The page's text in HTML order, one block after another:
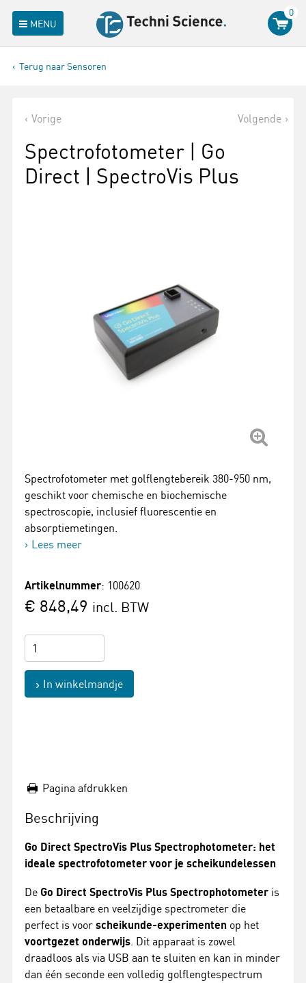
MENU
0
Terug naar Sensoren
Vorige Volgende
Spectrofotometer | Go
Direct | SpectroVis Plus
Spectrofotometer met golflengtebereik 380-950 nm,
geschikt voor chemische en biochemische
spectroscopie, inclusief fluorescentie en
absorptiemetingen.
Lees meer
Artikelnummer: 100620
€ 848,49 incl. BTW
In winkelmandje
Pagina afdrukken
Beschrijving
Go Direct SpectroVis Plus Spectrophotometer: het
ideale spectrofotometer voor je scheikundelessen
De Go Direct SpectroVis Plus Spectrophotometer is
een betaalbare en veelzijdige spectrometer die
perfect is voor scheikunde-experimenten op het
voortgezet onderwijs. Dit apparaat is zowel
draadloos als via USB aan te sluiten en kan in minder
dan één seconde een volledig golflengtespectrum